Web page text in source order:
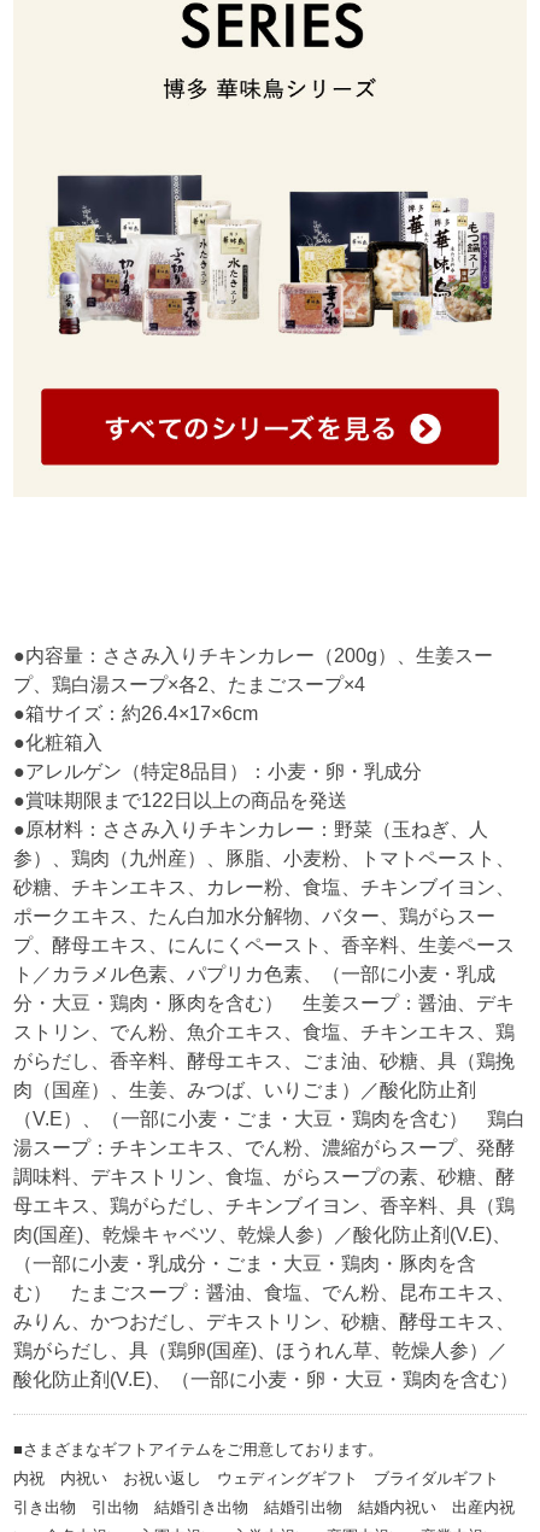
●内容量：ささみ入りチキンカレー（200g）、生姜スー
プ、鶏白湯スープ×各2、たまごスープ×4
●箱サイズ：約26.4×17×6cm
●化粧箱入
●アレルゲン（特定8品目）：小麦・卵・乳成分
●賞味期限まで122日以上の商品を発送
●原材料：ささみ入りチキンカレー：野菜（玉ねぎ、人
参）、鶏肉（九州産）、豚脂、小麦粉、トマトペースト、
砂糖、チキンエキス、カレー粉、食塩、チキンブイヨン、
ポークエキス、たん白加水分解物、バター、鶏がらスー
プ、酵母エキス、にんにくペースト、香辛料、生姜ペース
ト／カラメル色素、パプリカ色素、（一部に小麦・乳成
分・大豆・鶏肉・豚肉を含む） 生姜スープ：醤油、デキ
ストリン、でん粉、魚介エキス、食塩、チキンエキス、鶏
がらだし、香辛料、酵母エキス、ごま油、砂糖、具（鶏挽
肉（国産）、生姜、みつば、いりごま）／酸化防止剤
（V.E）、（一部に小麦・ごま・大豆・鶏肉を含む） 鶏白
湯スープ：チキンエキス、でん粉、濃縮がらスープ、発酵
調味料、デキストリン、食塩、がらスープの素、砂糖、酵
母エキス、鶏がらだし、チキンブイヨン、香辛料、具（鶏
肉(国産)、乾燥キャベツ、乾燥人参）／酸化防止剤(V.E)、
（一部に小麦・乳成分・ごま・大豆・鶏肉・豚肉を含
む） たまごスープ：醤油、食塩、でん粉、昆布エキス、
みりん、かつおだし、デキストリン、砂糖、酵母エキス、
鶏がらだし、具（鶏卵(国産)、ほうれん草、乾燥人参）／
酸化防止剤(V.E)、（一部に小麦・卵・大豆・鶏肉を含む）
■さまざまなギフトアイテムをご用意しております。
内祝 内祝い お祝い返し ウェディングギフト ブライダルギフト
引き出物 引出物 結婚引き出物 結婚引出物 結婚内祝い 出産内祝